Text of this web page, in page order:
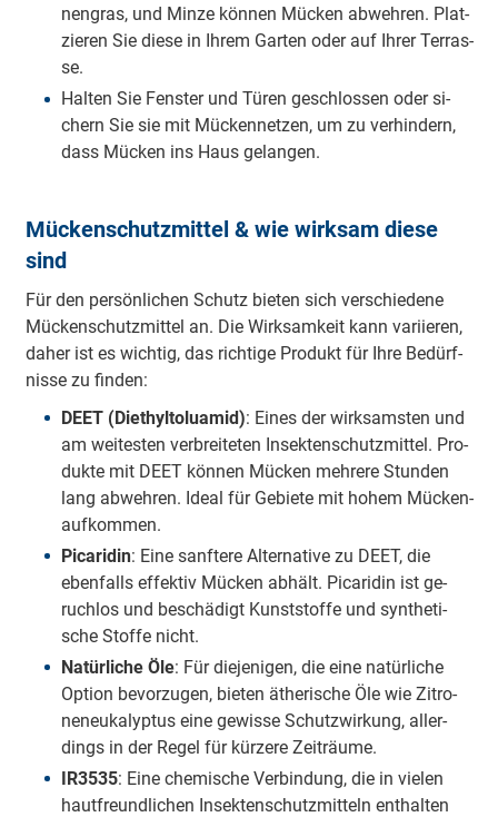
nen­gras, und Min­ze kön­nen Mü­cken ab­weh­ren. Plat­
zie­ren Sie die­se in Ih­rem Gar­ten oder auf Ih­rer Ter­ras­
se.
Hal­ten Sie Fens­ter und Tü­ren ge­schlos­sen oder si­
chern Sie sie mit Mü­cken­net­zen, um zu ver­hin­dern,
dass Mü­cken ins Haus ge­lan­gen.
Mückenschutzmittel & wie wirksam diese
sind
Für den per­sön­li­chen Schutz bie­ten sich ver­schie­de­ne
Mü­cken­schutz­mit­tel an. Die Wirk­sam­keit kann va­ri­ie­ren,
da­her ist es wich­tig, das rich­ti­ge Pro­dukt für Ih­re Be­dürf­
nis­se zu fin­den:
DE­ET (Diet­hyl­to­lu­a­mid): Ei­nes der wirk­sams­ten und
am wei­tes­ten ver­brei­te­ten In­sek­ten­schutz­mit­tel. Pro­
duk­te mit DE­ET kön­nen Mü­cken meh­re­re Stun­den
lang ab­weh­ren. Ide­al für Ge­bie­te mit ho­hem Mü­cken­
auf­kom­men.
Pi­ca­ri­din: Ei­ne sanf­te­re Al­ter­na­ti­ve zu DE­ET, die
eben­falls ef­fek­tiv Mü­cken ab­hält. Pi­ca­ri­din ist ge­
ruch­los und be­schä­digt Kunst­stof­fe und syn­the­ti­
sche Stof­fe nicht.
Na­tür­li­che Öle: Für die­je­ni­gen, die ei­ne na­tür­li­che
Op­ti­on be­vor­zu­gen, bie­ten äthe­ri­sche Öle wie Zi­tro­
nen­eu­ka­lyp­tus ei­ne ge­wis­se Schutz­wir­kung, al­ler­
dings in der Re­gel für kür­ze­re Zeit­räu­me.
IR3535: Ei­ne che­mi­sche Ver­bin­dung, die in vie­len
haut­freund­li­chen In­sek­ten­schutz­mit­teln ent­hal­ten